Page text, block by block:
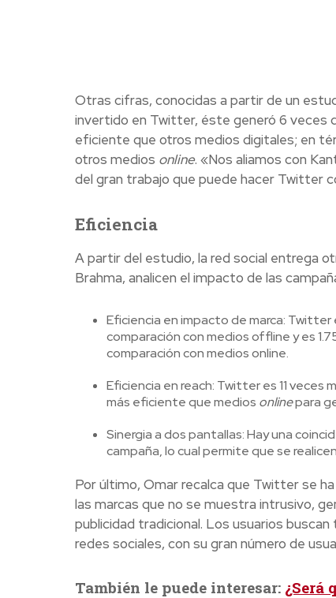
Otras cifras, conocidas a partir de un
invertido en Twitter, éste generó 6 veces
eficiente que otros medios digitales; en
otros medios online. «Nos aliamos con
del gran trabajo que puede hacer Twitter
Eficiencia
A partir del estudio, la red social entrega
Brahma, analicen el impacto de las
Eficiencia en impacto de marca:
comparación con medios offline y es
comparación con medios online.
Eficiencia en reach: Twitter es 11
más eficiente que medios onlinepara
Sinergia a dos pantallas: Hay una
campaña, lo cual permite que se
Por último, Omar recalca que Twitter se
las marcas que no se muestra intrusivo,
publicidad tradicional. Los usuarios
redes sociales, con su gran número de
También le puede interesar: ¿Será